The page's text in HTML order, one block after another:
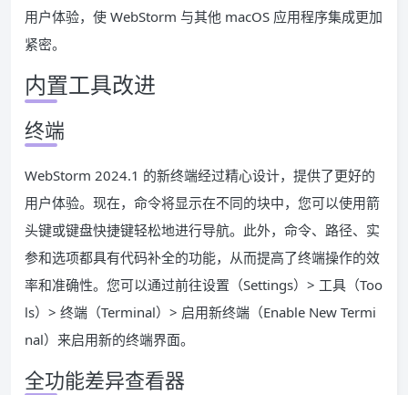
用户体验，使 WebStorm 与其他 macOS 应用程序集成更加
紧密。
内置工具改进
终端
WebStorm 2024.1 的新终端经过精心设计，提供了更好的
用户体验。现在，命令将显示在不同的块中，您可以使用箭
头键或键盘快捷键轻松地进行导航。此外，命令、路径、实
参和选项都具有代码补全的功能，从而提高了终端操作的效
率和准确性。您可以通过前往设置（Settings）> 工具（Too
ls）> 终端（Terminal）> 启用新终端（Enable New Termi
nal）来启用新的终端界面。
全功能差异查看器